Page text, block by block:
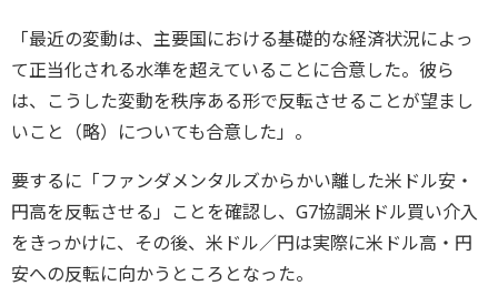
「最近の変動は、主要国における基礎的な経済状況によっ
て正当化される水準を超えていることに合意した。彼ら
は、こうした変動を秩序ある形で反転させることが望まし
いこと（略）についても合意した」。
要するに「ファンダメンタルズからかい離した米ドル安・
円高を反転させる」ことを確認し、G7協調米ドル買い介入
をきっかけに、その後、米ドル／円は実際に米ドル高・円
安への反転に向かうところとなった。